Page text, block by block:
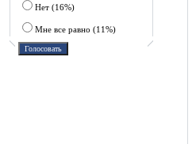
Нет (16%)
Мне все равно (11%)